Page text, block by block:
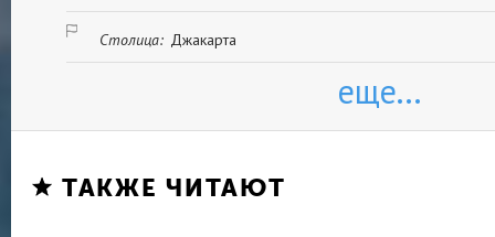
Столица: Джакарта
еще...
ТАКЖЕ ЧИТАЮТ